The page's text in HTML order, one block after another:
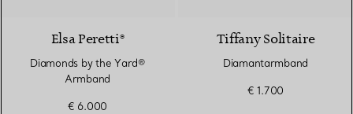
Elsa Peretti®
Diamonds by the Yard®
Armband
€ 6.000
Tiffany Solitaire
Diamantarmband
€ 1.700